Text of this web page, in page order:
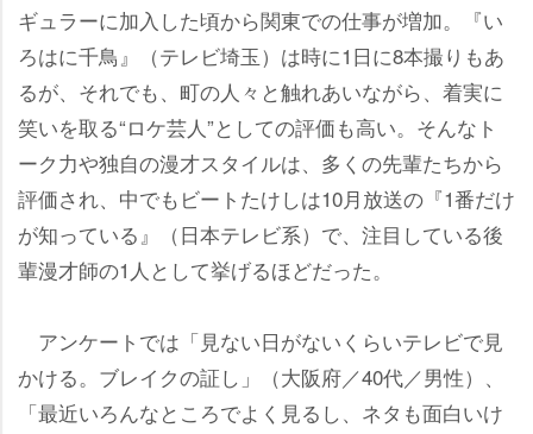
ギュラーに加入した頃から関東での仕事が増加。『い
ろはに千鳥』（テレビ埼玉）は時に1日に8本撮りもあ
るが、それでも、町の人々と触れあいながら、着実に
笑いを取る“ロケ芸人”としての評価も高い。そんなト
ーク力や独自の漫才スタイルは、多くの先輩たちから
評価され、中でもビートたけしは10月放送の『1番だけ
が知っている』（日本テレビ系）で、注目している後
輩漫才師の1人として挙げるほどだった。
アンケートでは「見ない日がないくらいテレビで見
かける。ブレイクの証し」（大阪府／40代／男性）、
「最近いろんなところでよく見るし、ネタも面白いけ